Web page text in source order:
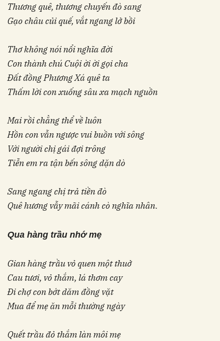
Thương quê, thương chuyến đò sang
Gạo châu củi quế, vắt ngang lở bồi
Thơ không nói nổi nghĩa đời
Con thành chú Cuội ời ời gọi cha
Đất đồng Phương Xá quê ta
Thấm lời con xuống sâu xa mạch nguồn
Mai rồi chẳng thể về luôn
Hồn con vẫn ngược vui buồn với sông
Với người chị gái đợi trông
Tiễn em ra tận bến sông dặn dò
Sang ngang chị trả tiền đò
Quê hương vẫy mãi cánh cò nghĩa nhân.
Qua hàng trầu nhớ mẹ
Gian hàng trầu vỏ quen một thuở
Cau tươi, vỏ thắm, lá thơm cay
Đi chợ con bớt dăm đồng vặt
Mua để mẹ ăn mỗi thường ngày
Quết trầu đỏ thắm làn môi mẹ